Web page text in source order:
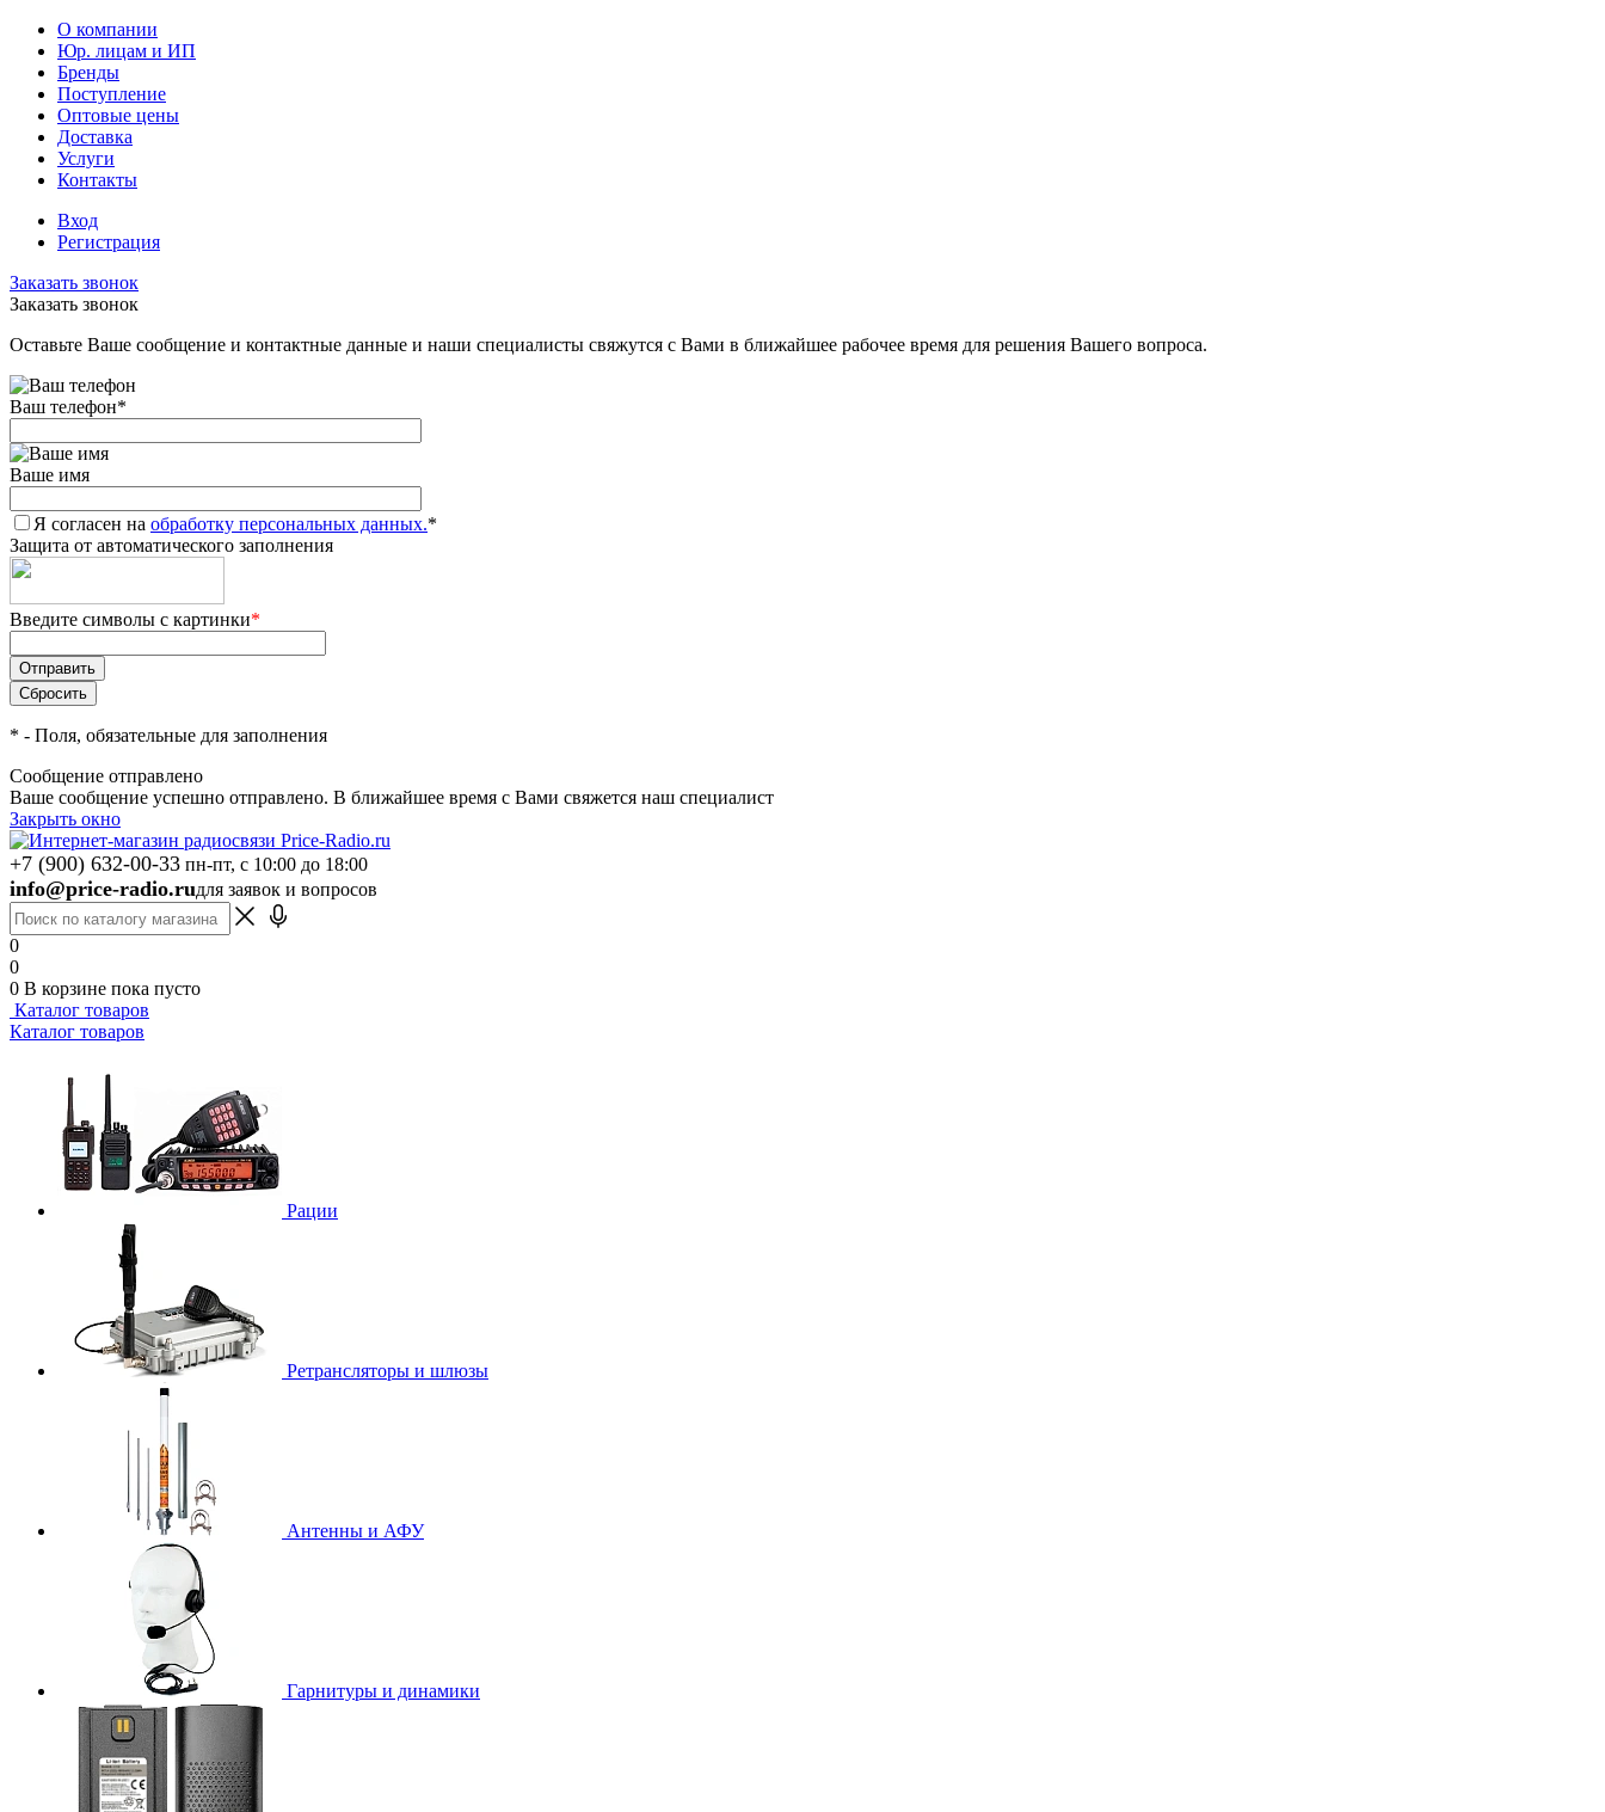
О компании
Юр. лицам и ИП
Бренды
Поступление
Оптовые цены
Доставка
Услуги
Контакты
Вход
Регистрация
Заказать звонок
Заказать звонок
Оставьте Ваше сообщение и контактные данные и наши специалисты свяжутся с Вами в ближайшее рабочее время для решения Вашего вопроса.
Ваш телефон*
Ваше имя
Я согласен на обработку персональных данных.*
Защита от автоматического заполнения
Введите символы с картинки*
* - Поля, обязательные для заполнения
Сообщение отправлено
Ваше сообщение успешно отправлено. В ближайшее время с Вами свяжется наш специалист
Закрыть окно
+7 (900) 632-00-33 пн-пт, с 10:00 до 18:00
info@price-radio.ruдля заявок и вопросов
0
0
0 В корзине пока пусто
Каталог товаров
Каталог товаров
Рации
Ретрансляторы и шлюзы
Антенны и АФУ
Гарнитуры и динамики